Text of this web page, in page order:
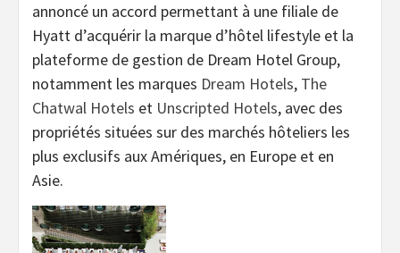
annoncé un accord permettant à une filiale de
Hyatt d’acquérir la marque d’hôtel lifestyle et la
plateforme de gestion de Dream Hotel Group,
notamment les marques Dream Hotels, The
Chatwal Hotels et Unscripted Hotels, avec des
propriétés situées sur des marchés hôteliers les
plus exclusifs aux Amériques, en Europe et en
Asie.